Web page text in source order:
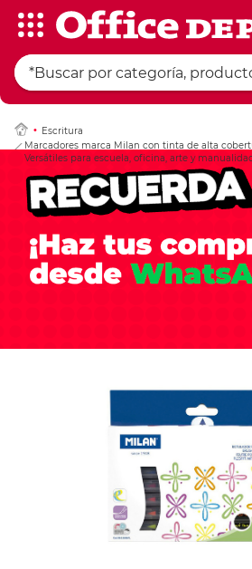
Escritura
Marcadores marca Milan con tinta de alta
Versátiles para escuela, oficina, arte y